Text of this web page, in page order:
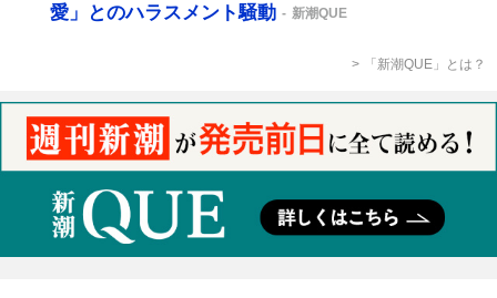
愛」とのハラスメント騒動
新潮QUE
「新潮QUE」とは？